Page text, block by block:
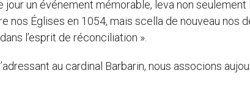
un événement mémorable, leva non seulement
nos Églises en 1054, mais scella de nouveau nos
l’esprit de réconciliation ».
au cardinal Barbarin, nous associons